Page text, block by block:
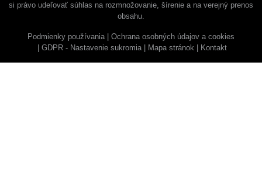
si právo udeľovať súhlas na rozmnožovanie, šírenie a na verejný prenos
obsahu.
Podmienky používania
Ochrana osobných údajov a cookies
GDPR - Nastavenie sukromia
Mapa stránok Kontakt